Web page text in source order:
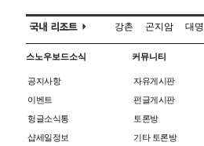
강촌 곤지암 대명
스노우보드소식
공지사항
이벤트
헝글소식통
샵세일정보
커뮤니티
자유게시판
펀글게시판
토론방
기타 토론방